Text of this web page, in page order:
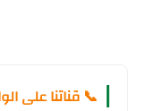
📞 قناتنا على